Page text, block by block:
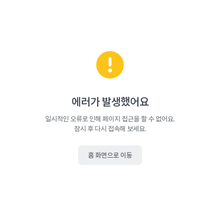
에러가 발생했어요
일시적인 오류로 인해 페이지 접근을 할 수 없어요.
잠시 후 다시 접속해 보세요.
홈 화면으로 이동